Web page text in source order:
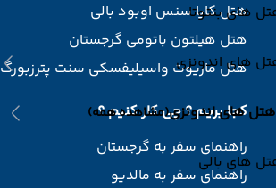
های بنتوتا
های اندونزی
هتل های اندونزی(مشاهده همه)
های بالی
هتل کاپا سنس اوبود بالی
هتل هیلتون باتومی گرجستان
هتل ماریوت واسیلیفسکی سنت پترزبورگ
کجا بریم ؟ چی کار کنیم ؟
راهنمای سفر به گرجستان
راهنمای سفر به مالدیو